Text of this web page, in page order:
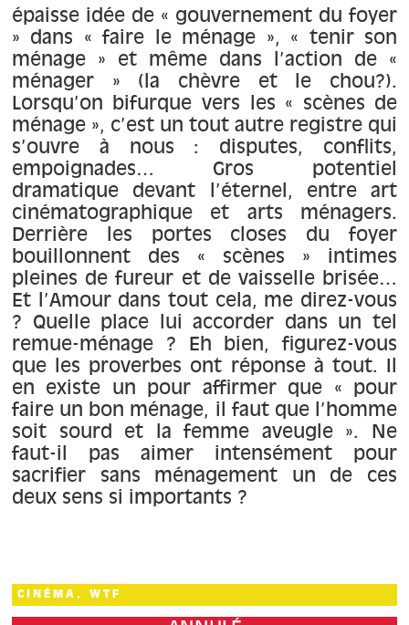
épaisse idée de « gouvernement du foyer
» dans « faire le ménage », « tenir son
ménage » et même dans l’action de «
ménager » (la chèvre et le chou?).
Lorsqu’on bifurque vers les « scènes de
ménage », c’est un tout autre registre qui
s’ouvre à nous : disputes, conflits,
empoignades… Gros potentiel
dramatique devant l’éternel, entre art
cinématographique et arts ménagers.
Derrière les portes closes du foyer
bouillonnent des « scènes » intimes
pleines de fureur et de vaisselle brisée…
Et l’Amour dans tout cela, me direz-vous
? Quelle place lui accorder dans un tel
remue-ménage ? Eh bien, figurez-vous
que les proverbes ont réponse à tout. Il
en existe un pour affirmer que « pour
faire un bon ménage, il faut que l’homme
soit sourd et la femme aveugle ». Ne
faut-il pas aimer intensément pour
sacrifier sans ménagement un de ces
deux sens si importants ?
CINÉMA, WTF